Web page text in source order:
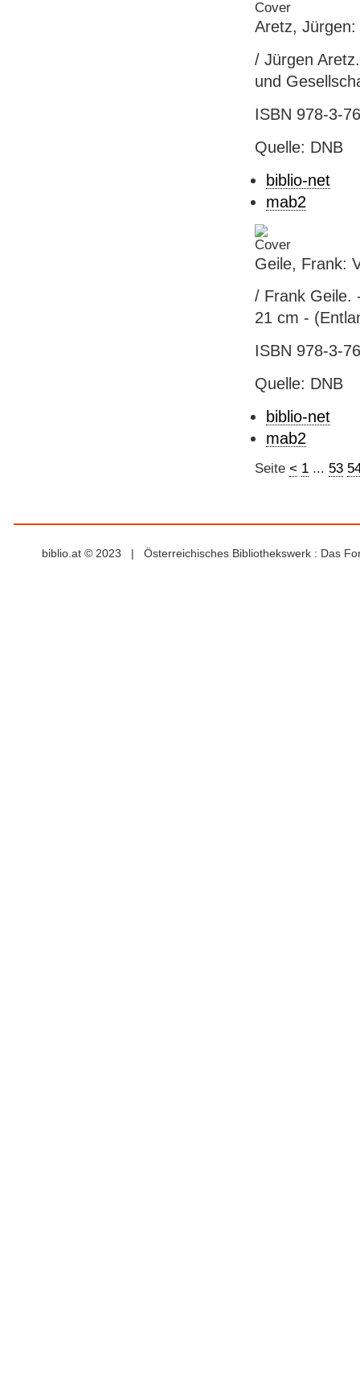
Aretz, Jürgen:
/ Jürgen
und
ISBN 978-3-
Quelle: DNB
biblio-net
mab2
Geile, Frank:
/ Frank Geile.
21 cm -
ISBN 978-3-
Quelle: DNB
biblio-net
mab2
Seite < 1... 53
biblio.at © 2023 | Österreichisches Bibliothekswerk : Das